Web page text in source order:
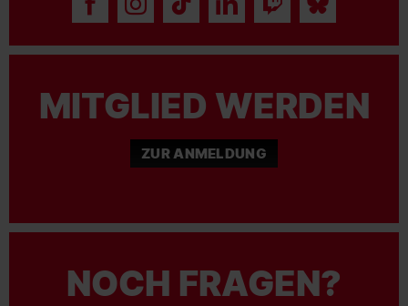
MITGLIED WERDEN
ZUR ANMELDUNG
NOCH FRAGEN?